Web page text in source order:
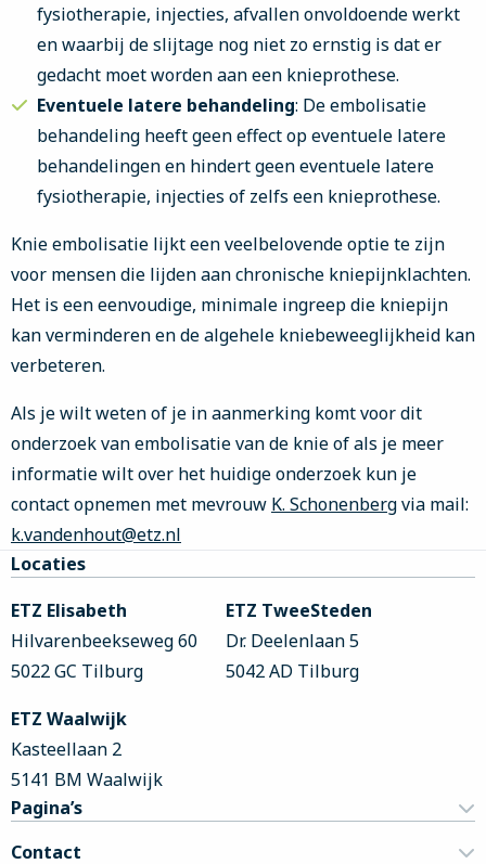
fysiotherapie, injecties, afvallen onvoldoende werkt
en waarbij de slijtage nog niet zo ernstig is dat er
gedacht moet worden aan een knieprothese.
Eventuele latere behandeling: De embolisatie
behandeling heeft geen effect op eventuele latere
behandelingen en hindert geen eventuele latere
fysiotherapie, injecties of zelfs een knieprothese.
Knie embolisatie lijkt een veelbelovende optie te zijn
voor mensen die lijden aan chronische kniepijnklachten.
Het is een eenvoudige, minimale ingreep die kniepijn
kan verminderen en de algehele kniebeweeglijkheid kan
verbeteren.
Als je wilt weten of je in aanmerking komt voor dit
onderzoek van embolisatie van de knie of als je meer
informatie wilt over het huidige onderzoek kun je
contact opnemen met mevrouw K. Schonenbergvia mail:
k.vandenhout@etz.nl
Site
footer
Locaties
ETZ Elisabeth
Hilvarenbeekseweg 60
5022 GC Tilburg
ETZ TweeSteden
Dr. Deelenlaan 5
5042 AD Tilburg
ETZ Waalwijk
Kasteellaan 2
5141 BM Waalwijk
Pagina’s
Contact